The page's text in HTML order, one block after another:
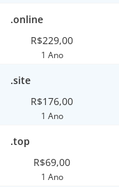
.online
R$229,00
1 Ano
.site
R$176,00
1 Ano
.top
R$69,00
1 Ano